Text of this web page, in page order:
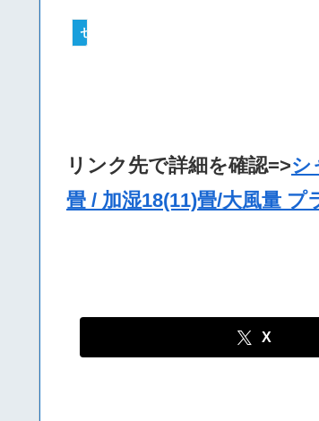
セールハンター 激安情報まとめサイト
リンク先で詳細を確認=>シ
畳 / 加湿18(11)畳/大風量
X